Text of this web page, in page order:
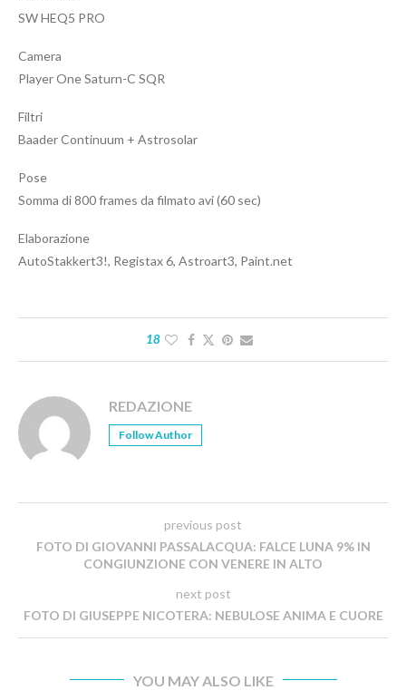
SW HEQ5 PRO
Camera
Player One Saturn-C SQR
Filtri
Baader Continuum + Astrosolar
Pose
Somma di 800 frames da filmato avi (60 sec)
Elaborazione
AutoStakkert3!, Registax 6, Astroart3, Paint.net
18
REDAZIONE
Follow Author
previous post
FOTO DI GIOVANNI PASSALACQUA: FALCE LUNA 9% IN
CONGIUNZIONE CON VENERE IN ALTO
next post
FOTO DI GIUSEPPE NICOTERA: NEBULOSE ANIMA E CUORE
YOU MAY ALSO LIKE